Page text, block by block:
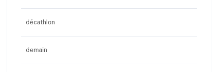
décathlon
demain